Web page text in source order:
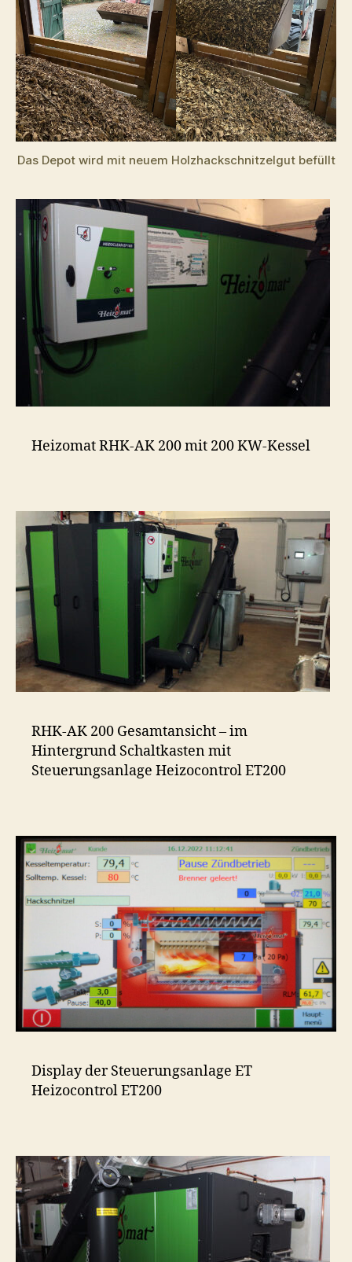
Das Depot wird mit neuem Holzhackschnitzelgut befüllt
Heizomat RHK-AK 200 mit 200 KW-Kessel
RHK-AK 200 Gesamtansicht – im
Hintergrund Schaltkasten mit
Steuerungsanlage Heizocontrol ET200
Display der Steuerungsanlage ET
Heizocontrol ET200